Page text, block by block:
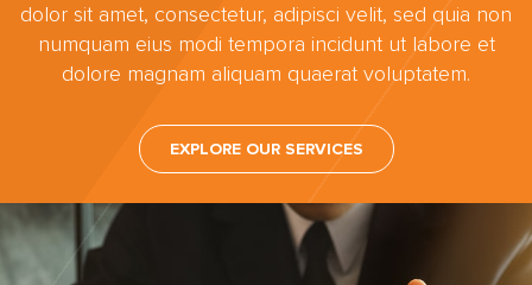
dolor sit amet, consectetur, adipisci velit, sed quia non
numquam eius modi tempora incidunt ut labore et
dolore magnam aliquam quaerat voluptatem.
EXPLORE OUR SERVICES